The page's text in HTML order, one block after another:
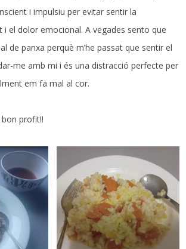
i impulsiu per evitar sentir la
el dolor emocional. A vegades sento que
de panxa perquè m’he passat que sentir el
me amb mi i és una distracció perfecte per
em fa mal al cor.
profit!!